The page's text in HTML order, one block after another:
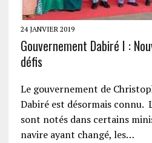
24 JANVIER 2019
Gouvernement Dabiré I :
défis
Le gouvernement de
Dabiré est désormais connu.
sont notés dans certains
navire ayant changé, les…